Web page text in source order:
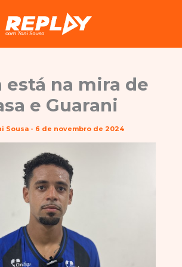
está na mira de
e Guarani
Sousa - 6 de novembro de 2024